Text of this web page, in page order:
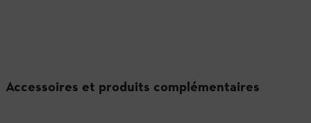
Accessoires et produits complémentaires